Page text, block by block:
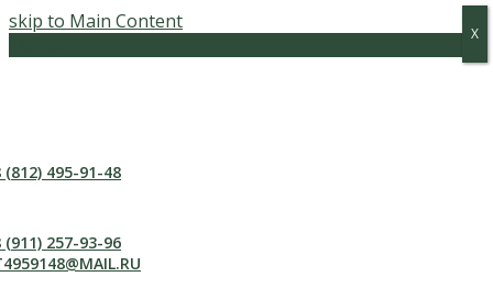
skip to Main Content
(812) 495-91-48
(911) 257-93-96
Х
Х